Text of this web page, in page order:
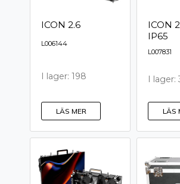
ICON 2.6
L006144
I lager: 198
LÄS MER
ICON
IP65
L007831
I lager:
LÄS